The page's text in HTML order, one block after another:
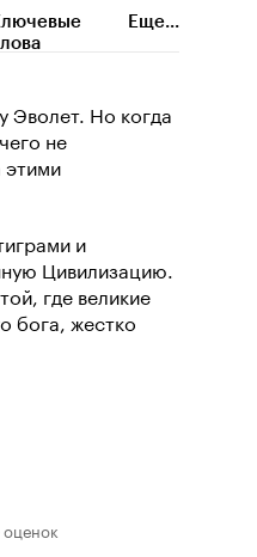
Еще...
Эволет. Но когда
не
этими
и
Цивилизацию.
где великие
бога, жестко